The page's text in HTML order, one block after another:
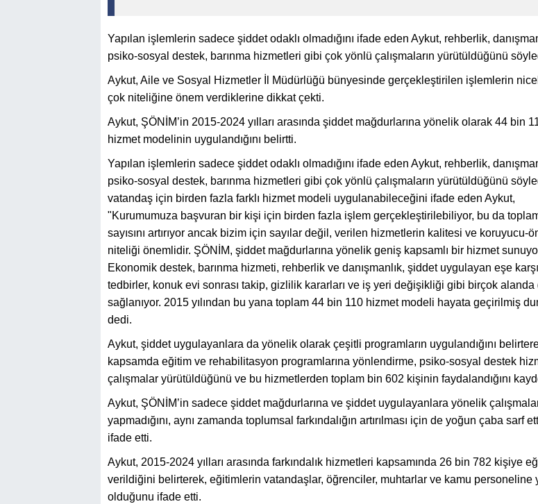
Yapılan işlemlerin sadece şiddet odaklı olmadığını ifade eden Aykut, rehberlik,
psiko-sosyal destek, barınma hizmetleri gibi çok yönlü çalışmaların yürütüldüğünü
Aykut, Aile ve Sosyal Hizmetler İl Müdürlüğü bünyesinde gerçekleştirilen işlemlerin
çok niteliğine önem verdiklerine dikkat çekti.
Aykut, ŞÖNİM’in 2015-2024 yılları arasında şiddet mağdurlarına yönelik olarak 44 bin
hizmet modelinin uygulandığını belirtti.
Yapılan işlemlerin sadece şiddet odaklı olmadığını ifade eden Aykut, rehberlik,
psiko-sosyal destek, barınma hizmetleri gibi çok yönlü çalışmaların yürütüldüğünü
vatandaş için birden fazla farklı hizmet modeli uygulanabileceğini ifade eden Aykut,
"Kurumumuza başvuran bir kişi için birden fazla işlem gerçekleştirilebiliyor, bu da
sayısını artırıyor ancak bizim için sayılar değil, verilen hizmetlerin kalitesi ve koruyucu-
niteliği önemlidir. ŞÖNİM, şiddet mağdurlarına yönelik geniş kapsamlı bir hizmet
Ekonomik destek, barınma hizmeti, rehberlik ve danışmanlık, şiddet uygulayan eşe
tedbirler, konuk evi sonrası takip, gizlilik kararları ve iş yeri değişikliği gibi birçok alanda
sağlanıyor. 2015 yılından bu yana toplam 44 bin 110 hizmet modeli hayata geçirilmiş
dedi.
Aykut, şiddet uygulayanlara da yönelik olarak çeşitli programların uygulandığını
kapsamda eğitim ve rehabilitasyon programlarına yönlendirme, psiko-sosyal destek
çalışmalar yürütüldüğünü ve bu hizmetlerden toplam bin 602 kişinin faydalandığını
Aykut, ŞÖNİM’in sadece şiddet mağdurlarına ve şiddet uygulayanlara yönelik
yapmadığını, aynı zamanda toplumsal farkındalığın artırılması için de yoğun çaba sarf
ifade etti.
Aykut, 2015-2024 yılları arasında farkındalık hizmetleri kapsamında 26 bin 782 kişiye
verildiğini belirterek, eğitimlerin vatandaşlar, öğrenciler, muhtarlar ve kamu personeline
olduğunu ifade etti.